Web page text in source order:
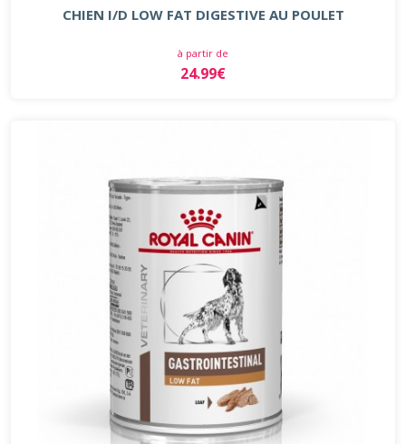
CHIEN I/D LOW FAT DIGESTIVE AU POULET
à partir de
24.99€